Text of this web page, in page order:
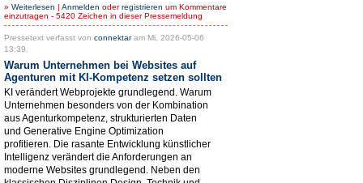
» Weiterlesen | Anmelden oderregistrieren um Kommentare
einzutragen - 5420 Zeichen in dieser Pressemeldung
Pressetext verfasst von connektaram Mi, 2026-05-06
13:39.
Warum Unternehmen bei Websites auf
Agenturen mit KI-Kompetenz setzen sollten
KI verändert Webprojekte grundlegend. Warum
Unternehmen besonders von der Kombination
aus Agenturkompetenz, strukturierten Daten
und Generative Engine Optimization
profitieren. Die rasante Entwicklung künstlicher
Intelligenz verändert die Anforderungen an
moderne Websites grundlegend. Neben den